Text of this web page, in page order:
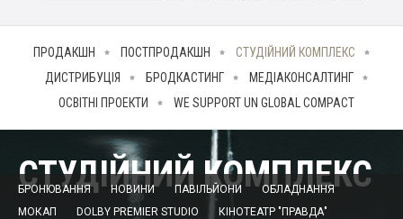
ПРОДАКШН ПОСТПРОДАКШН
СТУДІЙНИЙ КОМПЛЕКС
ДИСТРИБУЦІЯ
БРОДКАСТИНГ
МЕДІАКОНСАЛТИНГ
ОСВІТНІ ПРОЕКТИ
WE SUPPORT UN GLOBAL COMPACT
СТУДІЙНИЙ КОМПЛЕКС
БРОНЮВАННЯ НОВИНИ ПАВІЛЬЙОНИ
ОБЛАДНАННЯ
МОКАП
DOLBY PREMIER STUDIO
КІНОТЕАТР "ПРАВДА"